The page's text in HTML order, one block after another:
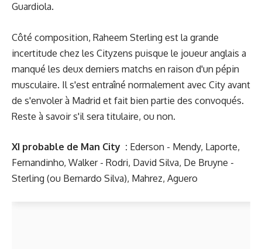
Guardiola.
Côté composition, Raheem Sterling est la grande
incertitude chez les Cityzens puisque le joueur anglais a
manqué les deux derniers matchs en raison d'un pépin
musculaire. Il s'est entraîné normalement avec City avant
de s'envoler à Madrid et fait bien partie des convoqués.
Reste à savoir s'il sera titulaire, ou non.
XI probable de Man City : Ederson - Mendy, Laporte,
Fernandinho, Walker - Rodri, David Silva, De Bruyne -
Sterling (ou Bernardo Silva), Mahrez, Aguero